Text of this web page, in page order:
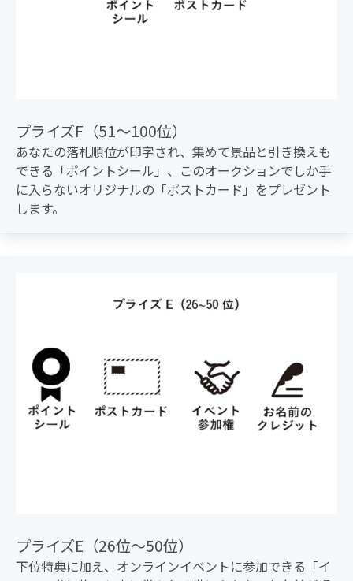
・入札時に入力いただくニックネームは、イベントや生
・入札から確定までにはタイムラグがございますので、
時間に余裕を持った入札をお願いします。
・入札者特典は、オークション期間中1度でも100位以内
に入った入札者に付与されるものであり、入札時点での
最低入札額を下回る入札は特典付与の対象とはなりませ
プライズF（51〜100位）
あなたの落札順位が印字され、集めて景品と引き換えも
できる「ポイントシール」、このオークションでしか手
に入らないオリジナルの「ポストカード」をプレゼント
します。
プライズE（26位〜50位）
下位特典に加え、オンラインイベントに参加できる「イ